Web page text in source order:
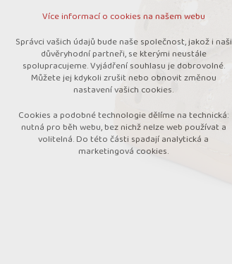
návštěvnosti
marketingová cookies (Google)
Více informací o cookies na našem webu
Přijmout všechny cookies
Odmítnout vše
Více informací o cookies na našem webu
Správci vašich údajů bude naše společnost, jakož i naši
důvěryhodní partneři, se kterými neustále
spolupracujeme. Vyjádření souhlasu je dobrovolné.
Můžete jej kdykoli zrušit nebo obnovit změnou
nastavení vašich cookies.
Cookies a podobné technologie dělíme na technická:
nutná pro běh webu, bez nichž nelze web používat a
volitelná. Do této části spadají analytická a
marketingová cookies.